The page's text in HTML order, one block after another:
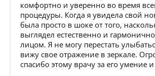
комфортно и уверенно во время
процедуры. Когда я увидела свой
была просто в шоке от того,
выглядел естественно и
лицом. Я не могу перестать
вижу свое отражение в зеркале.
спасибо этому врачу за его умение и